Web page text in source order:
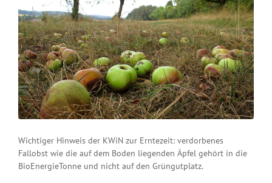
Wichtiger Hinweis der KWiN zur Erntezeit: verdorbenes
Fallobst wie die auf dem Boden liegenden Äpfel gehört in die
BioEnergieTonne und nicht auf den Grüngutplatz.